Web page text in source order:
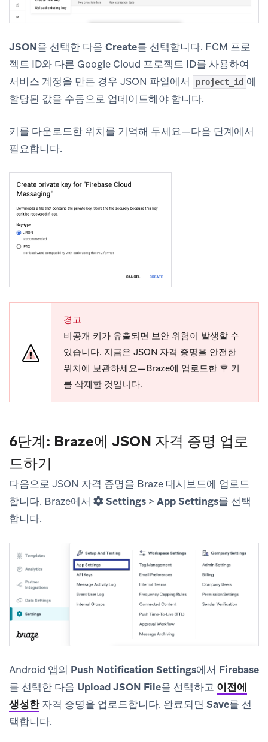
JSON을 선택한 다음 Create를 선택합니다. FCM 프로
젝트 ID와 다른 Google Cloud 프로젝트 ID를 사용하여
서비스 계정을 만든 경우 JSON 파일에서
project_id 에
할당된 값을 수동으로 업데이트해야 합니다.
키를 다운로드한 위치를 기억해 두세요—다음 단계에서
필요합니다.
경고
비공개 키가 유출되면 보안 위험이 발생할 수
있습니다. 지금은 JSON 자격 증명을 안전한
위치에 보관하세요—Braze에 업로드한 후 키
를 삭제할 것입니다.
6단계: Braze에 JSON 자격 증명 업로
드하기
다음으로 JSON 자격 증명을 Braze 대시보드에 업로드
합니다. Braze에서
Settings > App Settings를 선택
합니다.
Android 앱의 Push Notification Settings에서 Firebase
를 선택한 다음 Upload JSON File을 선택하고 이전에
생성한자격 증명을 업로드합니다. 완료되면 Save를 선
택합니다.